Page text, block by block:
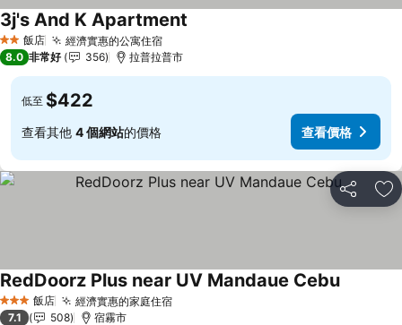
2 星級飯店 經濟實惠的公寓住宿查看價格
3j's And K Apartment
8.0 非常好 356 拉普拉普市
低至 $422
查看其他 4 個網站的價格 查看價格
分享 加
3 星級 飯店 經濟實惠的家庭住宿查看價格
RedDoorz Plus near UV Mandaue Cebu查看價格
7.1 508 宿霧市